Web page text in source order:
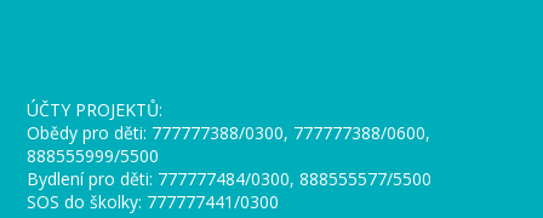
ÚČTY PROJEKTŮ:
Obědy pro děti: 777777388/0300, 777777388/0600,
888555999/5500
Bydlení pro děti: 777777484/0300, 888555577/5500
SOS do školky: 777777441/0300